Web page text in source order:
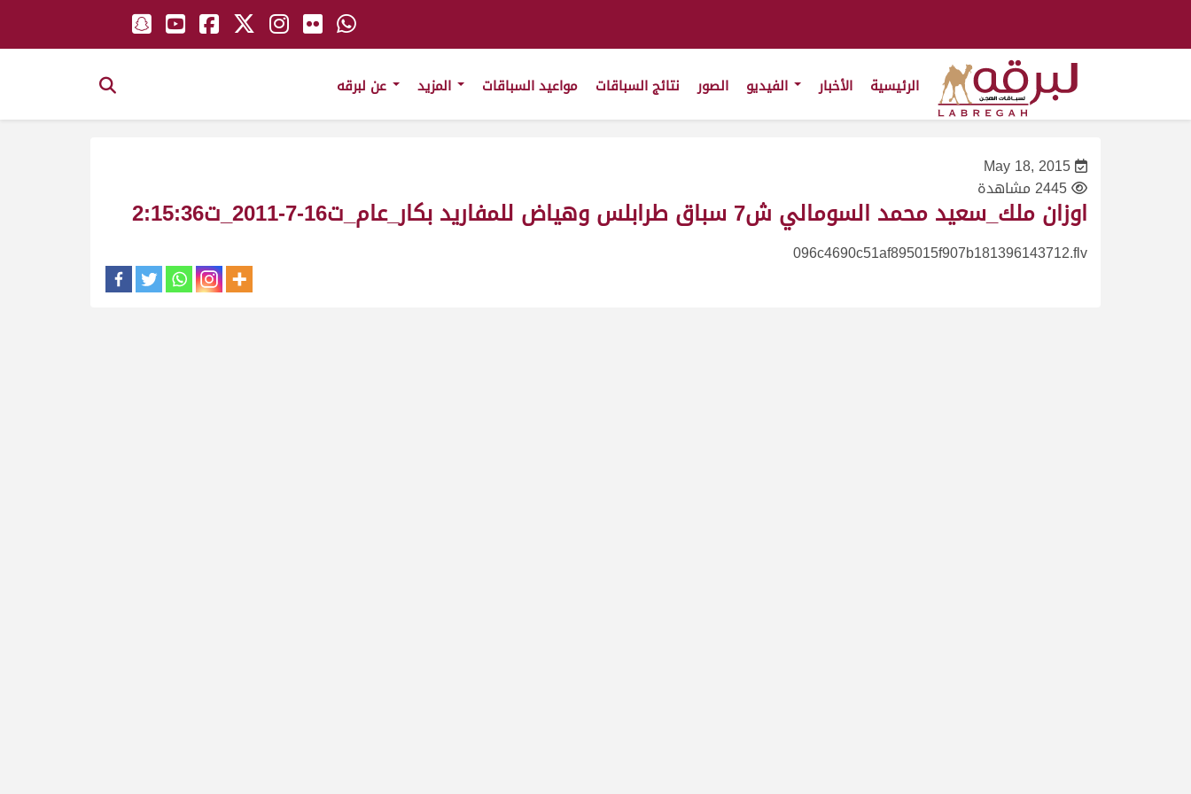
الرئيسية الأخبار الصور نتائج السباقات مواعيد السباقات
May 18, 2015
2445 مشاهدة
اوزان ملك_سعيد محمد السومالي ش7 سباق طرابلس وهياض للمفاريد بكار_عام_ت16-7-2011_ت2:15:36
096c4690c51af895015f907b181396143712.flv